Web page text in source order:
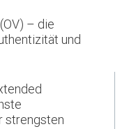
– die
und
strengsten